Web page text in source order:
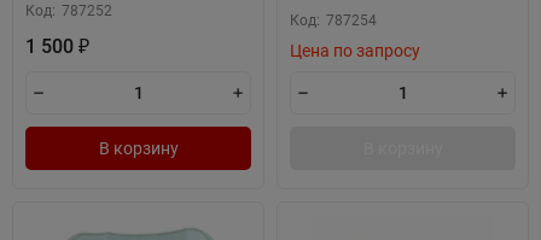
Код: 787252
1 500 ₽
В корзину
Код: 787254
Цена по запросу